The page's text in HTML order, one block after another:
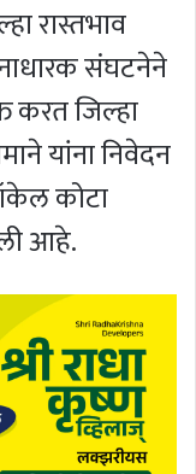
रास्तभाव
संघटनेने
करत जिल्हा
यांना निवेदन
कोटा
आहे.